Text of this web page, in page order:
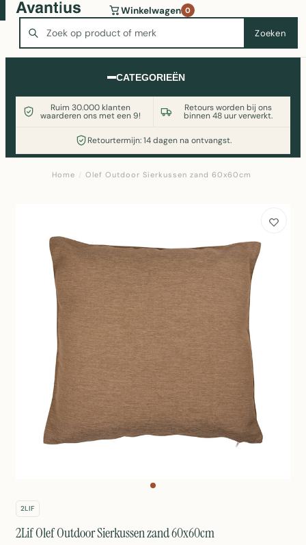
Zoeken
Winkelwagen 0
CATEGORIEËN
Ruim 30.000 klanten
waarderen ons met een 9!
Retours worden bij ons
binnen 48 uur verwerkt.
Retourtermijn: 14 dagen na ontvangst.
Wasmachine of koelkast nodig? Vergelijk alle prijzen op
Witgoedaanbod.nl
Home / Olef Outdoor Sierkussen zand 60x60cm
2LIF
2Lif Olef Outdoor Sierkussen zand 60x60cm